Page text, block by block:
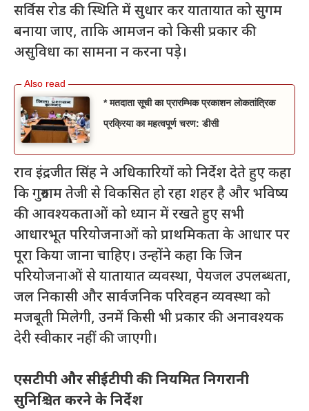
सर्विस रोड की स्थिति में सुधार कर यातायात को सुगम
बनाया जाए, ताकि आमजन को किसी प्रकार की
असुविधा का सामना न करना पड़े।
* मतदाता सूची का प्रारम्भिक प्रकाशन लोकतांत्रिक
प्रक्रिया का महत्वपूर्ण चरण: डीसी
राव इंद्रजीत सिंह ने अधिकारियों को निर्देश देते हुए कहा
कि गुरुग्राम तेजी से विकसित हो रहा शहर है और भविष्य
की आवश्यकताओं को ध्यान में रखते हुए सभी
आधारभूत परियोजनाओं को प्राथमिकता के आधार पर
पूरा किया जाना चाहिए। उन्होंने कहा कि जिन
परियोजनाओं से यातायात व्यवस्था, पेयजल उपलब्धता,
जल निकासी और सार्वजनिक परिवहन व्यवस्था को
मजबूती मिलेगी, उनमें किसी भी प्रकार की अनावश्यक
देरी स्वीकार नहीं की जाएगी।
एसटीपी और सीईटीपी की नियमित निगरानी
सुनिश्चित करने के निर्देश